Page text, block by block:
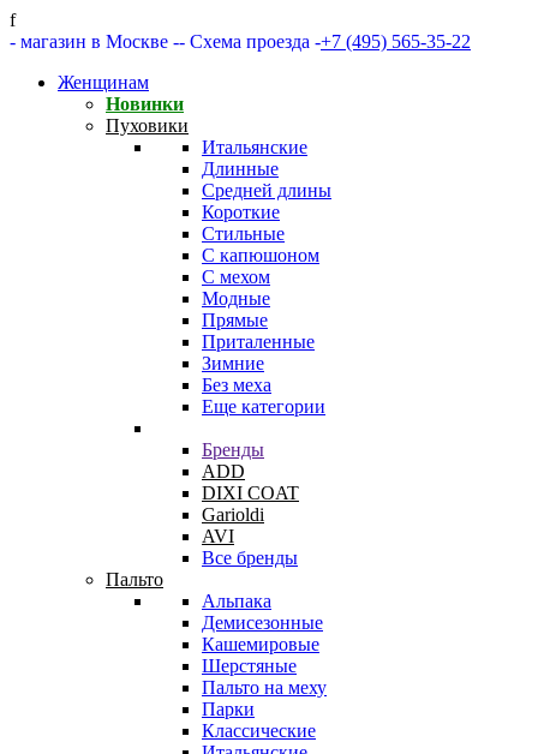
f
- магазин в Москве -- Схема проезда -+7 (495) 565-35-22
Женщинам
Новинки
Пуховики
Итальянские
Длинные
Средней длины
Короткие
Стильные
С капюшоном
С мехом
Модные
Прямые
Приталенные
Зимние
Без меха
Еще категории
Бренды
ADD
DIXI COAT
Garioldi
AVI
Все бренды
Пальто
Альпака
Демисезонные
Кашемировые
Шерстяные
Пальто на меху
Парки
Классические